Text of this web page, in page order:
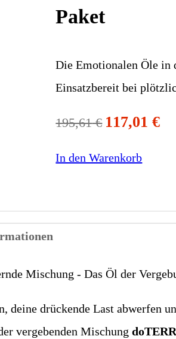
Paket
Die Emotionalen Öle in
Einsatzbereit bei
195,61€ 117,01 €
In den Warenkorb
Mischung - Das Öl der
deine drückende Last abwerfen
vergebenden Mischung